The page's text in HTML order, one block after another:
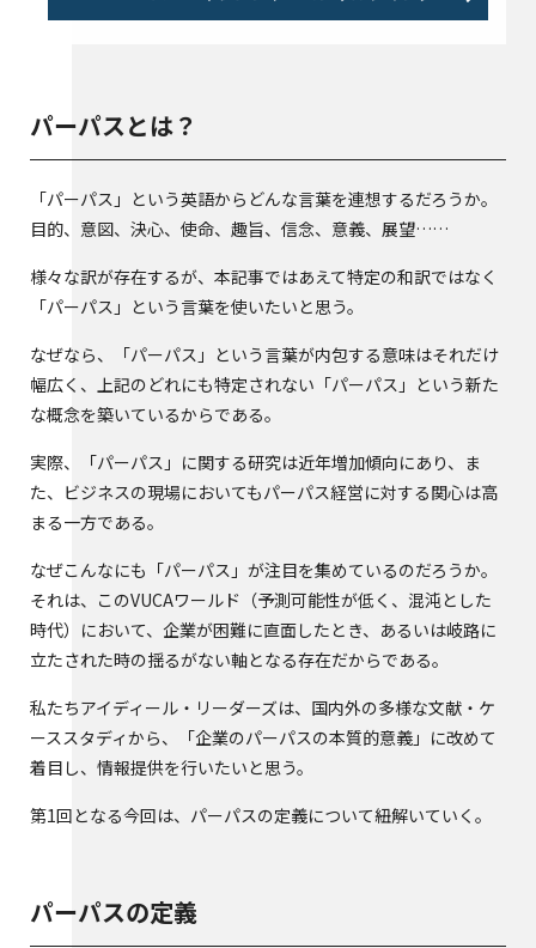
パーパスとは？
「パーパス」という英語からどんな言葉を連想するだろうか。
目的、意図、決心、使命、趣旨、信念、意義、展望……
様々な訳が存在するが、本記事ではあえて特定の和訳ではなく
「パーパス」という言葉を使いたいと思う。
なぜなら、「パーパス」という言葉が内包する意味はそれだけ
幅広く、上記のどれにも特定されない「パーパス」という新た
な概念を築いているからである。
実際、「パーパス」に関する研究は近年増加傾向にあり、ま
た、ビジネスの現場においてもパーパス経営に対する関心は高
まる一方である。
なぜこんなにも「パーパス」が注目を集めているのだろうか。
それは、このVUCAワールド（予測可能性が低く、混沌とした
時代）において、企業が困難に直面したとき、あるいは岐路に
立たされた時の揺るがない軸となる存在だからである。
私たちアイディール・リーダーズは、国内外の多様な文献・ケ
ーススタディから、「企業のパーパスの本質的意義」に改めて
着目し、情報提供を行いたいと思う。
第1回となる今回は、パーパスの定義について紐解いていく。
パーパスの定義